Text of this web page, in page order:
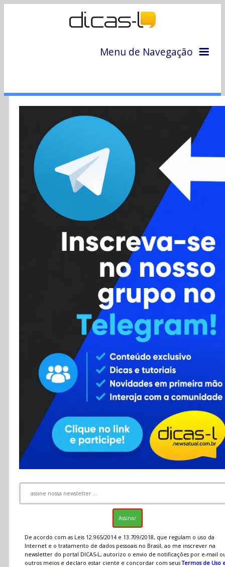
Menu de Navegação
Colunas
Colaboradores
Cursos
Enviar Dica
Contato
RSS
De acordo com as Leis 12.965/2014 e 13.709/2018, que regulam o uso da
Internet e o tratamento de dados pessoais no Brasil, ao me inscrever na
newsletter do portal DICAS-L, autorizo o envio de notificações por e-mail
outros meios e declaro estar ciente e concordar com seusTermos de Uso